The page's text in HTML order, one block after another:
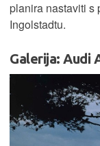
planira nastaviti s
Ingolstadtu.
Galerija: Audi